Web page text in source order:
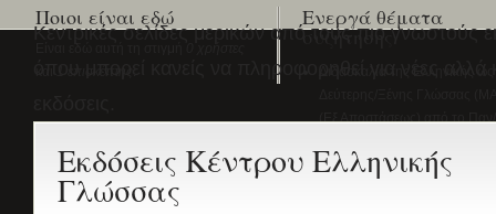
Κεντρικές σελίδες μερικών από τους πιο γνωστούς
όπου μπορεί κανείς να πληροφορηθεί για νέες
Εκδόσεις Κέντρου Ελληνικής
Γλώσσας
Ποιοι είναι εδώ Ενεργά θέματα
συζήτησης
(Εξ Αποστάσεως) από το Παν/
ΚΕΓ